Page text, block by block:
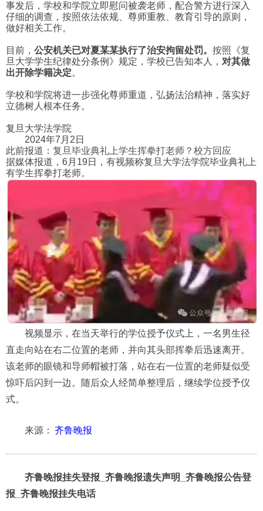
事发后，学校和学院立即慰问被袭老师，配合警方进行深入
仔细的调查，按照依法依规、尊师重教、教育引导的原则，
做好相关工作。
目前， 公安机关已对夏某某执行了治安拘留处罚。 按照《复
旦大学学生纪律处分条例》规定，学校已告知本人， 对其做
出开除学籍决定。
学校和学院将进一步强化尊师重道，弘扬法治精神，落实好
立德树人根本任务。
复旦大学法学院
2024年7月2日
此前报道： 复旦毕业典礼上学生挥拳打老师？校方回应
据媒体报道，6月19日，有视频称复旦大学法学院毕业典礼上
有学生挥拳打老师。
视频显示，在当天举行的学位授予仪式上，一名男生径
直走向站在右二位置的老师，并向其头部挥拳后迅速离开。
该老师的眼镜和导师帽被打落，站在右一位置的老师疑似受
惊吓后闪到一边。随后众人经简单整理后，继续学位授予仪
式。
来源： 齐鲁晚报
齐鲁晚报挂失登报_齐鲁晚报遗失声明_齐鲁晚报公告登
报_齐鲁晚报挂失电话